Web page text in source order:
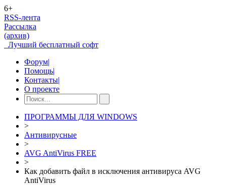
6+
RSS-лента
Рассылка
(архив)
Лучший бесплатный софт
Форум|
Помощь|
Контакты|
О проекте
ПРОГРАММЫ ДЛЯ WINDOWS
>
Антивирусные
>
AVG AntiVirus FREE
>
Как добавить файл в исключения антивируса AVG
AntiVirus